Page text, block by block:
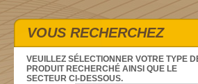
VOUS RECHERCHEZ
VEUILLEZ SÉLECTIONNER VOTRE TYPE
PRODUIT RECHERCHÉ AINSI QUE LE
SECTEUR CI-DESSOUS.